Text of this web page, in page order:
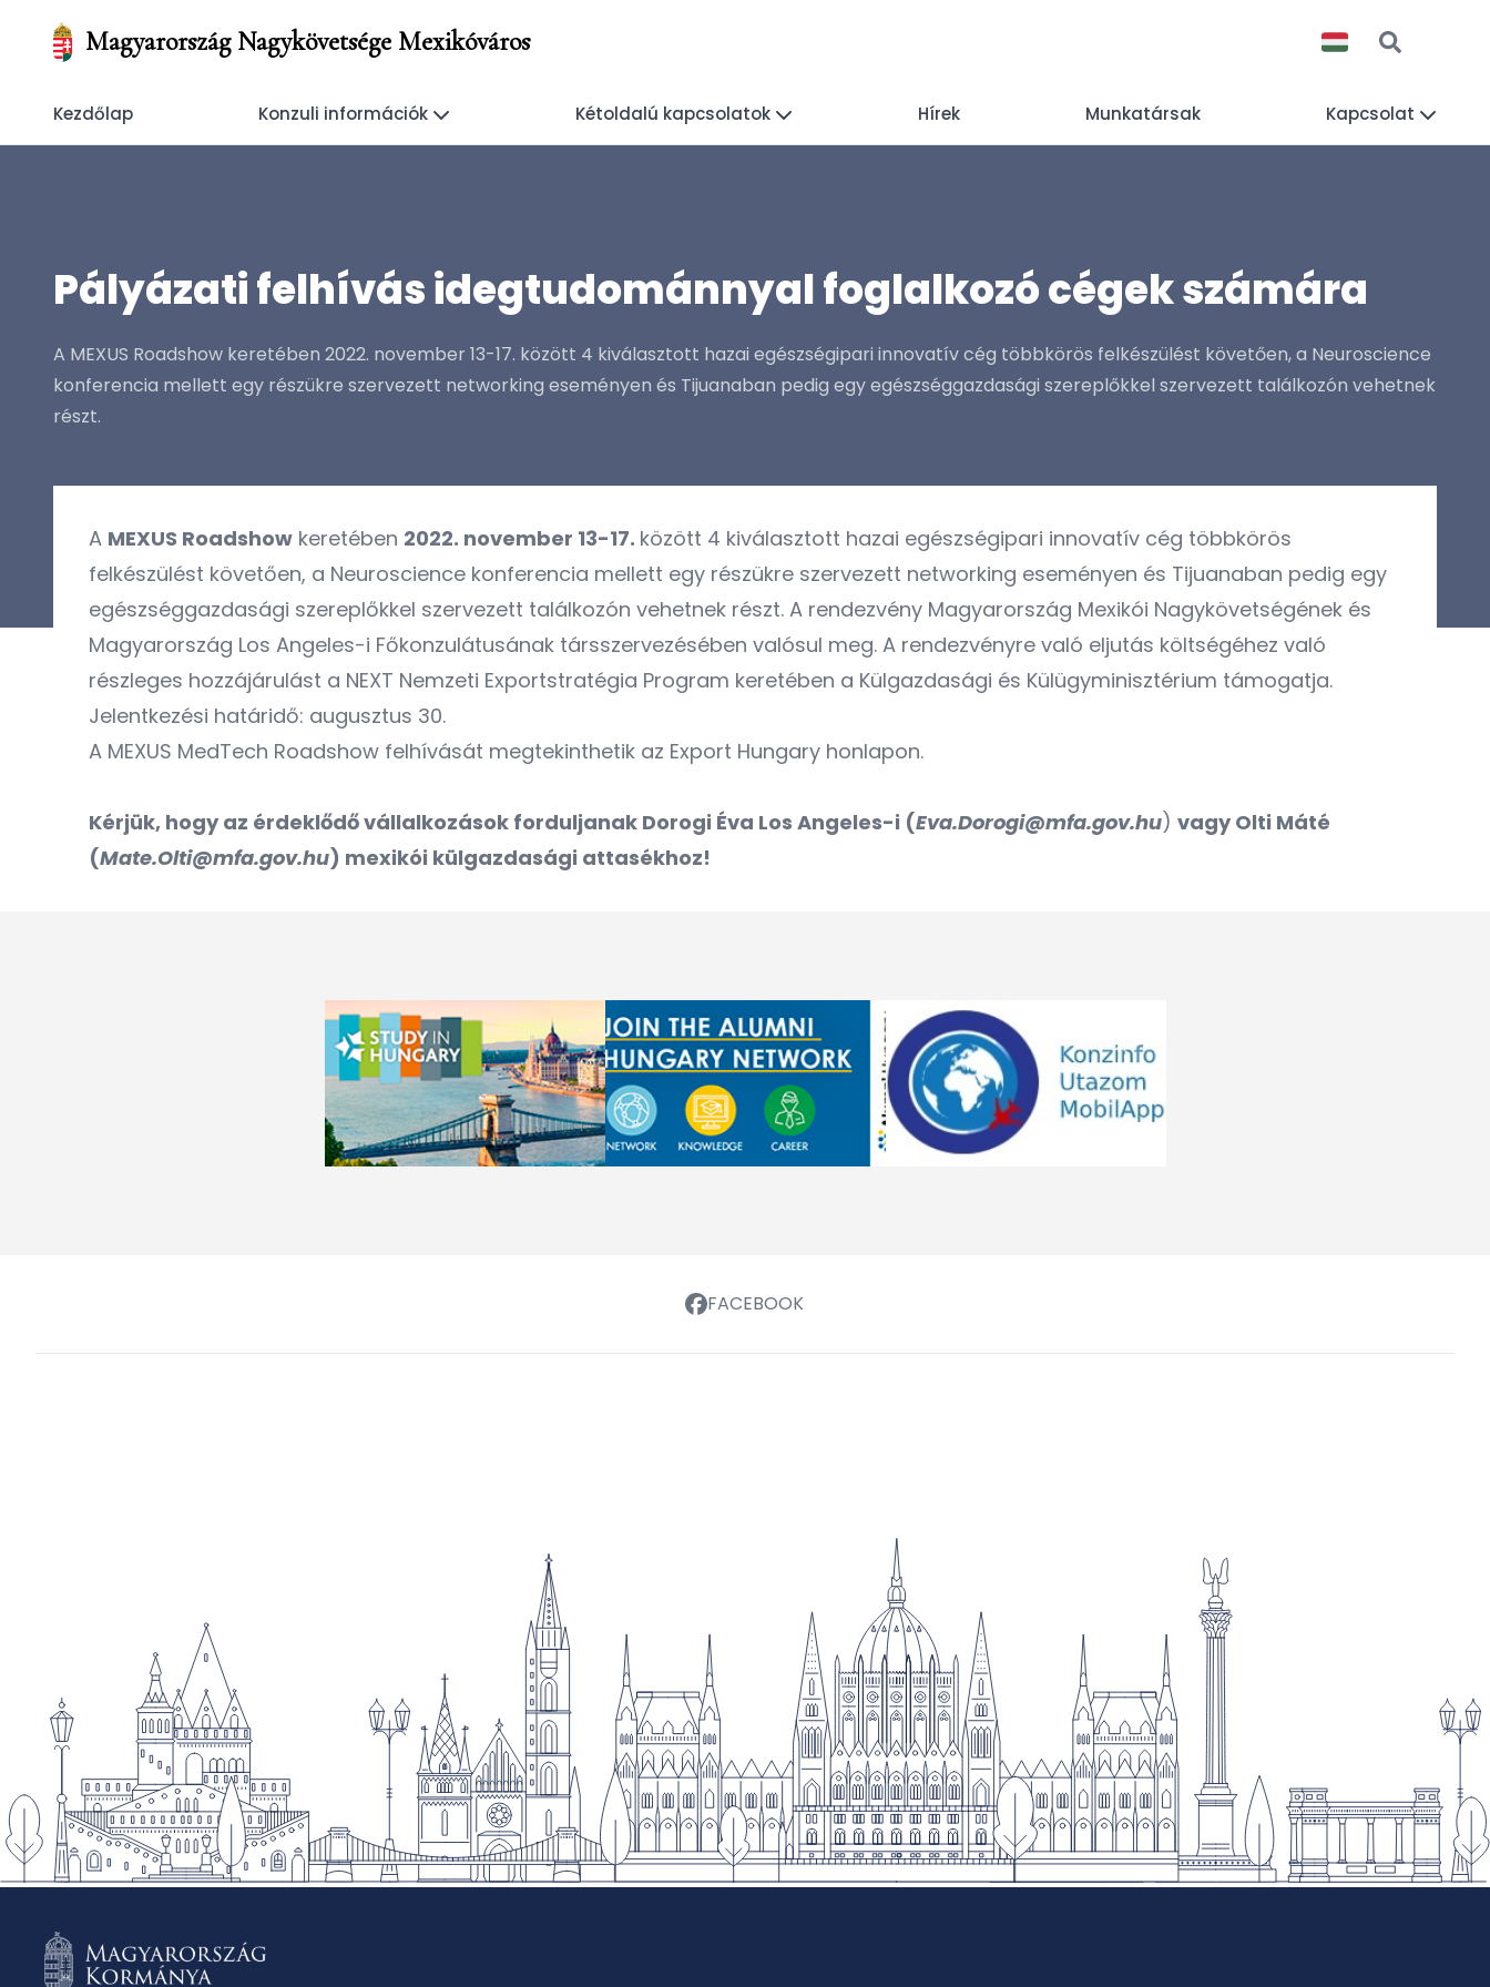
Magyarország Nagykövetsége Mexikóváros
Kezdőlap Konzuli információk Kétoldalú kapcsolatok Hírek Munkatársak Kapcsolat
Pályázati felhívás idegtudománnyal foglalkozó cégek számára
A MEXUS Roadshow keretében 2022. november 13-17. között 4 kiválasztott hazai egészségipari innovatív cég többkörös felkészülést követően, a Neuroscience
konferencia mellett egy részükre szervezett networking eseményen és Tijuanaban pedig egy egészséggazdasági szereplőkkel szervezett találkozón vehetnek
részt.
A MEXUS Roadshow keretében 2022. november 13-17. között 4 kiválasztott hazai egészségipari innovatív cég többkörös
felkészülést követően, a Neuroscience konferencia mellett egy részükre szervezett networking eseményen és Tijuanaban pedig egy
egészséggazdasági szereplőkkel szervezett találkozón vehetnek részt. A rendezvény Magyarország Mexikói Nagykövetségének és
Magyarország Los Angeles-i Főkonzulátusának társszervezésében valósul meg. A rendezvényre való eljutás költségéhez való
részleges hozzájárulást a NEXT Nemzeti Exportstratégia Program keretében a Külgazdasági és Külügyminisztérium támogatja.
Jelentkezési határidő: augusztus 30.
A MEXUS MedTech Roadshow felhívását megtekinthetik az Export Hungary honlapon.
Kérjük, hogy az érdeklődő vállalkozások forduljanak Dorogi Éva Los Angeles-i (Eva.Dorogi@mfa.gov.hu) vagy Olti Máté
(Mate.Olti@mfa.gov.hu) mexikói külgazdasági attasékhoz!
FACEBOOK